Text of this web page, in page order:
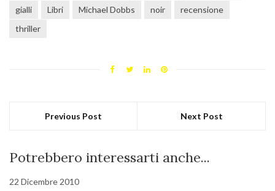
gialli
Libri Michael Dobbs noir
recensione
thriller
Previous Post Next Post
Potrebbero interessarti anche...
22 Dicembre 2010